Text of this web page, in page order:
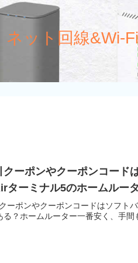
ネット回線&Wi-
クーポンやクーポンコード
ターミナル5のホームルー
ーポンやクーポンコードはソフト
る？ホームルーター一番安く、手間